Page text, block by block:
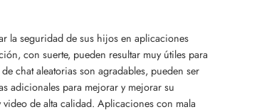
la seguridad de sus hijos en aplicaciones
con suerte, pueden resultar muy útiles para
chat aleatorias son agradables, pueden ser
adicionales para mejorar y mejorar su
de alta calidad. Aplicaciones con mala